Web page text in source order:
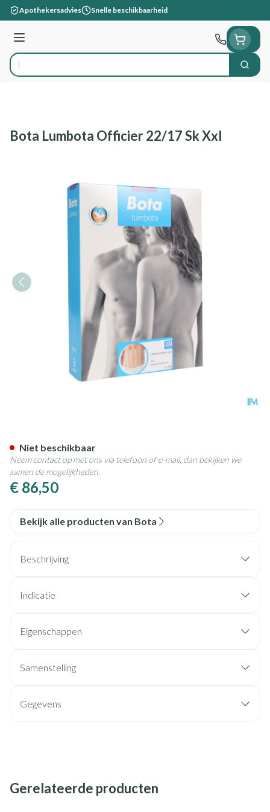
Ga naar de inhoud
Apothekersadvies Snelle beschikbaarheid
Menu
Product, merk, categorie... Zoek
Bota Lumbota Officier 22/17 Sk Xxl
€ 86,50
Niet beschikbaar
Neem contact op met ons via telefoon of e-mail, dan bekijken we
samen de mogelijkheden.
Bekijk alle producten van Bota
Beschrijving
Indicatie
Eigenschappen
Samenstelling
Gegevens
Gerelateerde producten